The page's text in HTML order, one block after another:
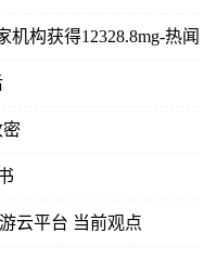
构获得12328.8mg-热闻
密
云平台 当前观点